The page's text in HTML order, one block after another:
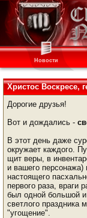
Новости
Христос Воскресе,
Дорогие друзья!
Вот и дождались -
В этот день даже
окружает каждого.
щит веры, в
и вашего
настоящего
первого раза, враги
был одной большой
светлого праздника
"угощение".